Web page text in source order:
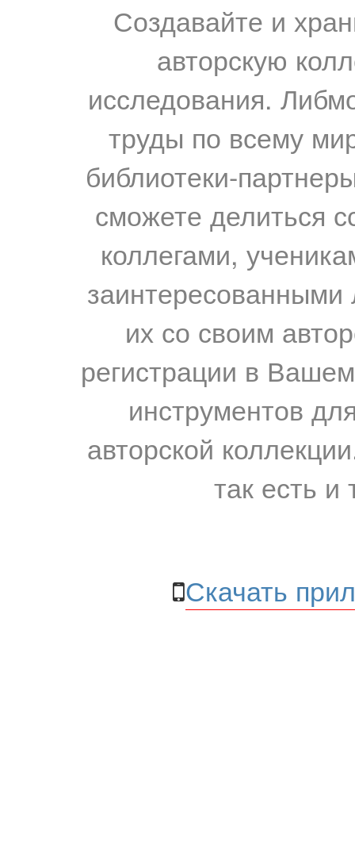
Создавайте и
авторскую
исследования.
труды по всему
библиотеки-
сможете делиться
коллегами,
их со своим
регистрации в
инструментов
авторской
так есть и
Скачать